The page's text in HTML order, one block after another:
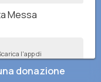
Messa
l'app di
chiese mancanti!
donazione